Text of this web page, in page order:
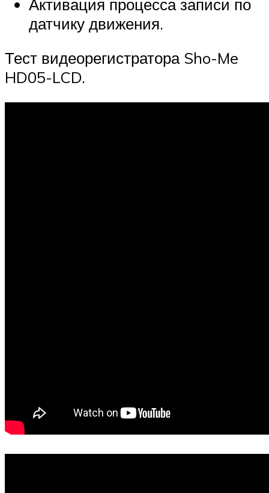
Активация процесса записи по
датчику движения.
Тест видеорегистратора Sho-Me
HD05-LCD.